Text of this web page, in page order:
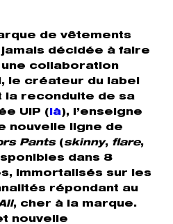
de vêtements
décidée à faire
une collaboration
le créateur du label
la reconduite de sa
UIP ( là), l’enseigne
nouvelle ligne de
Pants( skinny, flare,
dans 8
immortalisés sur les
répondant au
, cher à la marque.
nouvelle